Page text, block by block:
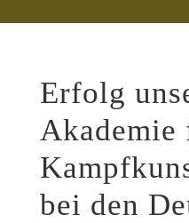
Erfolg
Akademie
bei den